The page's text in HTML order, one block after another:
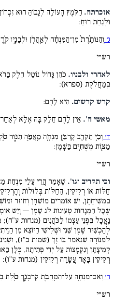
אזכרתה. הַקֹּמֶץ הָעוֹלֶה לְגָבוֹהַּ הוּא
וּלְנַחַת רוּחַ:
ג׳ וְהַנּוֹתֶ֨רֶת֙ מִן־הַמִּנְחָ֔ה לְאַֽהֲרֹ֖ן וּלְבָנָ֑יו
רש״י
לאהרן ולבניו. כֹּהֵן גָּדוֹל נוֹטֵל חֵלֶק
בְּמַחֲלֹקֶת (ספרא):
קדש קדשים. הִיא לָהֶם:
מאשי ה'. אֵין לָהֶם חֵלֶק בָּהּ אֶלָּא
ד׳ וְכִ֥י תַקְרִ֛ב קָרְבַּ֥ן מִנְחָ֖ה מַֽאֲפֵ֣ה תַנּ֑וּר
מַצּ֖וֹת מְשֻׁחִ֥ים בַּשָּֽׁמֶן:
רש״י
וכי תקריב וגו'. שֶׁאָמַר הֲרֵי עָלַי מִנְחַת
חַלּוֹת אוֹ רְקִיקִין, הַחַלּוֹת בְּלוּלוֹת
בִּמְשִׁיחָתָן, יֵשׁ אוֹמְרִים מוֹשְׁחָן וְחוֹזֵר
שֶׁכָּל הַמְּנָחוֹת טְעוּנוֹת לֹג שֶׁמֶן — וְיֵשׁ
נֶאֱכָל בִּפְנֵי עַצְמוֹ לַכֹּהֲנִים (מנחות
לְהַכְשִׁיר שֶׁמֶן שֵׁנִי וּשְׁלִישִׁי הַיּוֹצֵא מִן
לַמְּנוֹרָה שֶׁנֶּאֱמַר בּוֹ זָךְ (שמות כ"ז),
קְמִיצָתָן וְנִקְמָצוֹת עַל יְדֵי פְּתִיתָה, כֻּלָּן
רְקִיקִין בָּאָה עֲשָׂרָה רְקִיקִין (מנחות ע"ו):
ה׳ וְאִם־מִנְחָ֥ה עַל־הַמַּֽחֲבַ֖ת קָרְבָּנֶ֑ךָ סֹ֛לֶת
רש״י